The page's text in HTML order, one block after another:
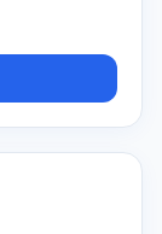
Downloads
die